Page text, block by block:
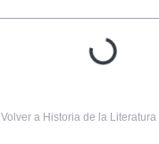
Volver a Historia de la